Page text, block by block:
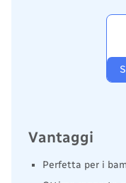
Vantaggi
Perfetta per i